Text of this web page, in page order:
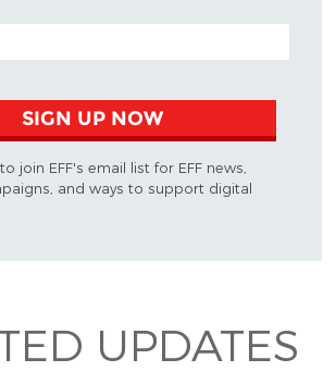
SIGN UP NOW
join EFF's email list for EFF news,
and ways to support digital
UPDATES